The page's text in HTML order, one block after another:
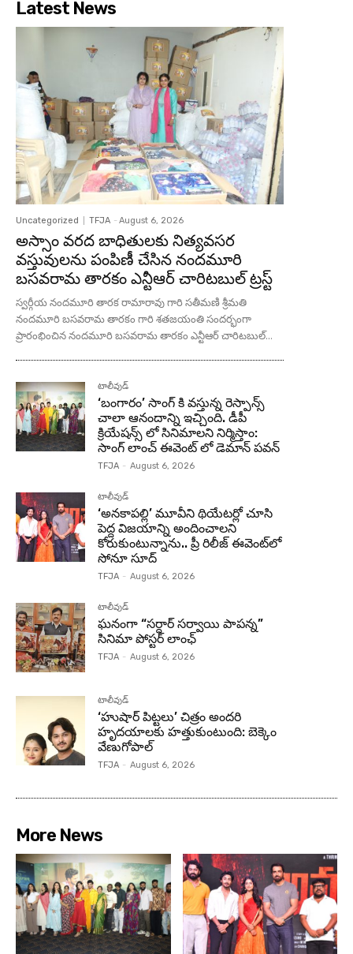
Latest News
Uncategorized TFJA - August 6, 2026
అస్సాం వరద బాధితులకు నిత్యవసర
వస్తువులను పంపిణీ చేసిన నందమూరి
బసవరామ తారకం ఎన్టీఆర్ చారిటబుల్ ట్రస్ట్
స్వర్గీయ నందమూరి తారక రామారావు గారి సతీమణి శ్రీమతి
నందమూరి బసవరామ తారకం గారి శతజయంతి సందర్భంగా
ప్రారంభించిన నందమూరి బసవరామ తారకం ఎన్టీఆర్ చారిటబుల్...
టాలీవుడ్
‘బంగారం’ సాంగ్ కి వస్తున్న రెస్పాన్స్
చాలా ఆనందాన్ని ఇచ్చింది. డీపీ
క్రియేషన్స్ లో సినిమాలని నిర్మిస్తాం:
సాంగ్ లాంచ్ ఈవెంట్ లో డెమాన్ పవన్
TFJA - August 6, 2026
టాలీవుడ్
‘అనకాపల్లి’ మూవీని థియేటర్లో చూసి
పెద్ద విజయాన్ని అందించాలని
కోరుకుంటున్నాను.. ప్రీ రిలీజ్ ఈవెంట్‌లో
సోనూ సూద్
TFJA - August 6, 2026
టాలీవుడ్
ఘనంగా “సర్దార్ సర్వాయి పాపన్న”
సినిమా పోస్టర్ లాంఛ్
TFJA - August 6, 2026
టాలీవుడ్
‘హుషార్‌ పిట్టలు’ చిత్రం అందరి
హృదయాలకు హత్తుకుంటుంది: బెక్కెం
వేణుగోపాల్‌
TFJA - August 6, 2026
More News